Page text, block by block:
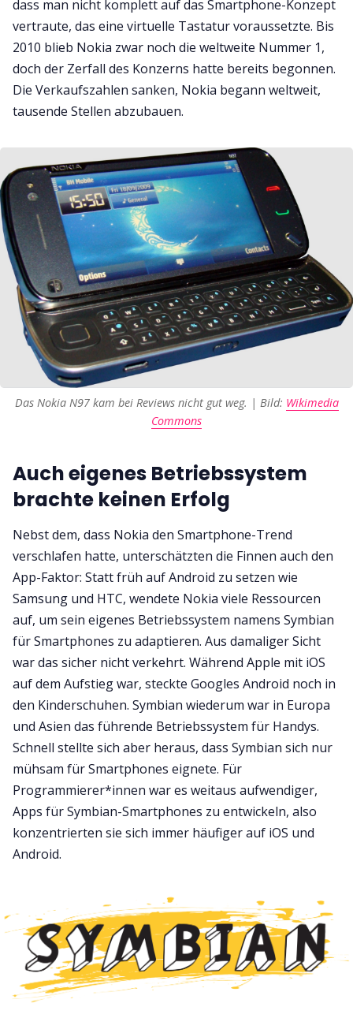
dass man nicht komplett auf das Smartphone-Konzept
vertraute, das eine virtuelle Tastatur voraussetzte. Bis
2010 blieb Nokia zwar noch die weltweite Nummer 1,
doch der Zerfall des Konzerns hatte bereits begonnen.
Die Verkaufszahlen sanken, Nokia begann weltweit,
tausende Stellen abzubauen.
Das Nokia N97 kam bei Reviews nicht gut weg. | Bild: Wikimedia
Commons
Auch eigenes Betriebssystem
brachte keinen Erfolg
Nebst dem, dass Nokia den Smartphone-Trend
verschlafen hatte, unterschätzten die Finnen auch den
App-Faktor: Statt früh auf Android zu setzen wie
Samsung und HTC, wendete Nokia viele Ressourcen
auf, um sein eigenes Betriebssystem namens Symbian
für Smartphones zu adaptieren. Aus damaliger Sicht
war das sicher nicht verkehrt. Während Apple mit iOS
auf dem Aufstieg war, steckte Googles Android noch in
den Kinderschuhen. Symbian wiederum war in Europa
und Asien das führende Betriebssystem für Handys.
Schnell stellte sich aber heraus, dass Symbian sich nur
mühsam für Smartphones eignete. Für
Programmierer*innen war es weitaus aufwendiger,
Apps für Symbian-Smartphones zu entwickeln, also
konzentrierten sie sich immer häufiger auf iOS und
Android.